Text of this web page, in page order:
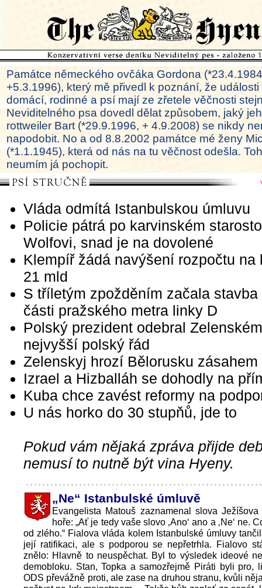
Památce německého ovčáka Gordona
+5.3.1996), který mě přivedl k poznání, že
domácí, rodinné a psí mají ze zřetele věčnosti
Neviditelného psa dovedl dělat způsobem, jaký
rottweiler Bart (*29.9.1996, + 4.9.2008) se nikdy
napodobit. No a od 8.8.2002 památce mé ženy
(*1.1.1945), která od nás na tu věčnost odešla.
neumím já pochopit.
Vláda odmítá Istanbulskou úmluvu
Policie pátrá po karvinském
Wolfovi, snad je na dovolené
Klempíř žádá navýšení rozpočtu na
21 mld
S tříletým zpožděním začala stavba
části pražského metra linky D
Polský prezident odebral
nejvyšší polský řád
Zelenskyj hrozí Bělorusku zásahem
Izrael a Hizballáh se dohodly na
Kuba chce zavést reformy na
U nás horko do 30 stupňů, jde to
Pokud vám nějaká zpráva přijde
nemusí to nutně být vina Hyeny.
„Ne“ Istanbulské úmluvě
Evangelista Matouš zaznamenal slova
hoře: „Ať je tedy vaše slovo ‚Ano‘ ano a ‚Ne‘ ne.
od zlého.“ Fialova vláda kolem Istanbulské úmluvy
její ratifikaci, ale s podporou se nepřetrhla. Fialovo
znělo: Hlavně to neuspěchat. Byl to výsledek ideové
demobloku. Stan, Topka a samozřejmě Piráti byli pro,
ODS převážně proti, ale zase na druhou stranu, kvůli